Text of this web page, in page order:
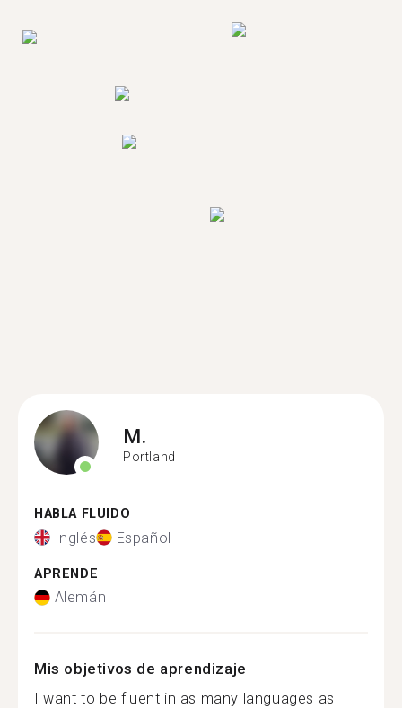
M.
Portland
HABLA FLUIDO
Inglés Español
APRENDE
Alemán
Mis objetivos de aprendizaje
I want to be fluent in as many languages as